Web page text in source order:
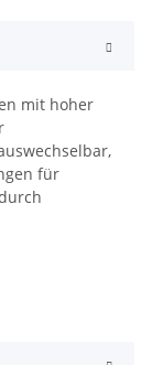
mit hoher
für